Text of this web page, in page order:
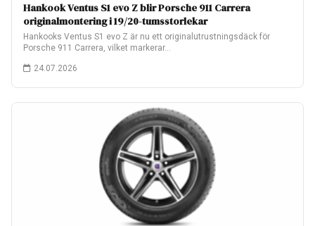
Hankook Ventus S1 evo Z blir Porsche 911 Carrera
originalmontering i 19/20-tumsstorlekar
Hankooks Ventus S1 evo Z är nu ett originalutrustningsdäck för
Porsche 911 Carrera, vilket markerar…
24.07.2026